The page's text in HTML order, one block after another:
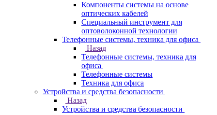
Компоненты системы на основе
оптических кабелей
Специальный инструмент для
оптоволоконной технологии
Телефонные системы, техника для офиса
Назад
Телефонные системы, техника для
офиса
Телефонные системы
Техника для офиса
Устройства и средства безопасности
Назад
Устройства и средства безопасности